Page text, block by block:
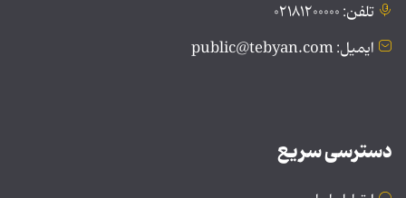
تلفن: ۰۲۱۸۱۲۰۰۰۰۰
ایمیل: public@tebyan.com
دسترسی سریع